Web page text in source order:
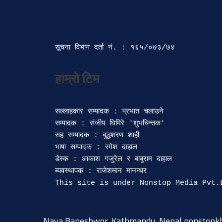
सूचना विभाग दर्ता‍ नं. : १६५/०७३/७४
हाम्रो टिम
सल्लाहकार सम्पादक : प्रभात चलाउने
सम्पादक : संजीप घिमिरे 'शुभचिन्तक'
सह सम्पादक : बुद्धशरण शाही
भाषा सम्पादक : रमेश दाहाल
डेस्क : आकाश गजुरेल र बाबुराम दाहाल
ब्यवस्थापक : राजेशमान मानन्धर